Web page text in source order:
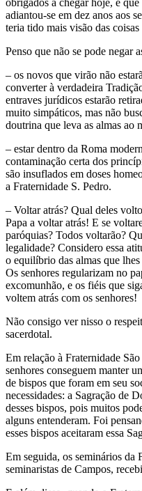
obrigados a chegar hoje, é
adiantou-se em dez anos aos
teria tido mais visão das
Penso que não se pode negar
– os novos que virão não
converter à verdadeira
entraves jurídicos estarão
muito simpáticos, mas não
doutrina que leva as almas ao
– estar dentro da Roma
contaminação certa dos
são insuflados em doses
a Fraternidade S. Pedro.
– Voltar atrás? Qual deles
Papa a voltar atrás! E se
paróquias? Todos voltarão?
legalidade? Considero essa
o equilíbrio das almas que
Os senhores regularizam no
excomunhão, e os fiéis que
voltem atrás com os senhores!
Não consigo ver nisso o
sacerdotal.
Em relação à Fraternidade
senhores conseguem manter
de bispos que foram em seu
necessidades: a Sagração de
desses bispos, pois muitos
alguns entenderam. Foi
esses bispos aceitaram essa
Em seguida, os seminários da
seminaristas de Campos,